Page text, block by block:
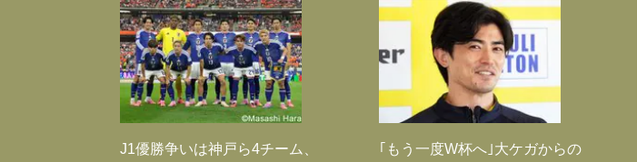
J1優勝争いは神戸ら4チーム、
｢もう一度W杯へ｣大ケガからの